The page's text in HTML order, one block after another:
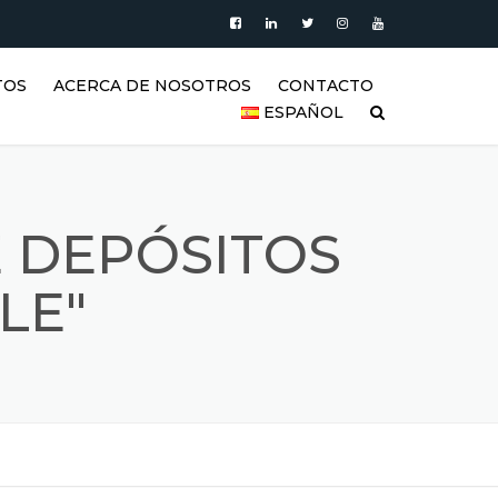
ACERCA DE NOSOTROS
BLOG
GALERÍA DE TANQUES DE
CONTACTO
ESPAÑOL
TÜRKÇE